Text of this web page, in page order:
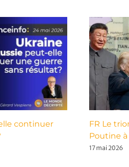
continuer
FR Le
Poutine
17 mai 2026